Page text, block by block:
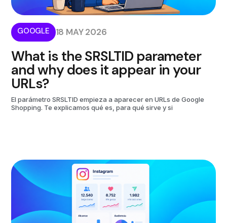
GOOGLE 18 MAY 2026
What is the SRSLTID parameter
and why does it appear in your
URLs?
El parámetro SRSLTID empieza a aparecer en URLs de Google
Shopping. Te explicamos qué es, para qué sirve y si